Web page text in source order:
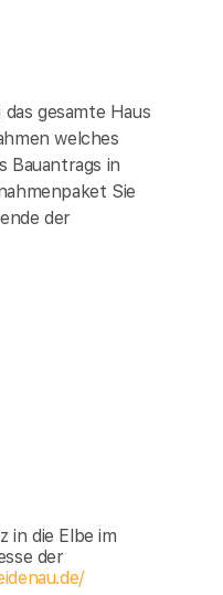
gesamte Haus
welches
Bauantrags in
Sie
der
in die Elbe im
der